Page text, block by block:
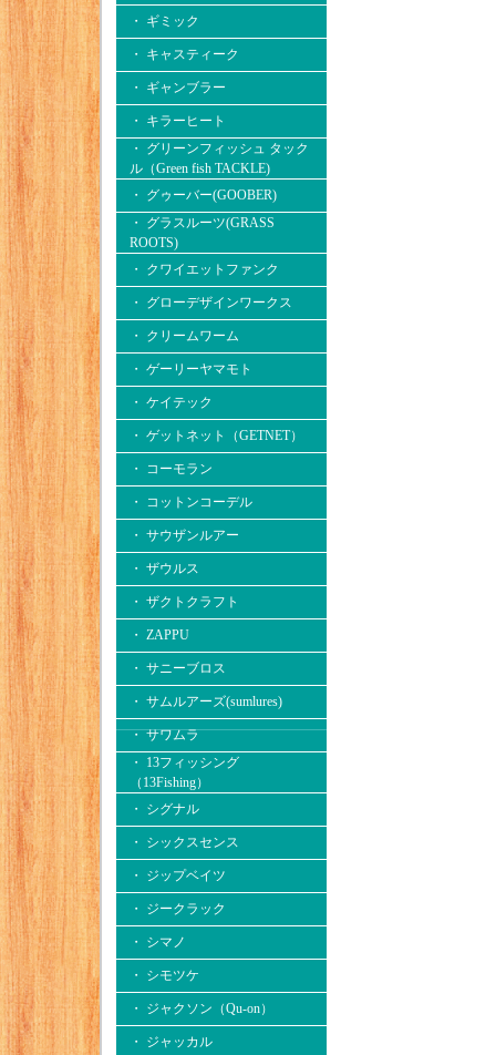
・ ギミック
・ キャスティーク
・ ギャンブラー
・ キラーヒート
・ グリーンフィッシュ タック
ル（Green fish TACKLE)
・ グゥーバー(GOOBER)
・ グラスルーツ(GRASS
ROOTS)
・ クワイエットファンク
・ グローデザインワークス
・ クリームワーム
・ ゲーリーヤマモト
・ ケイテック
・ ゲットネット（GETNET）
・ コーモラン
・ コットンコーデル
・ サウザンルアー
・ ザウルス
・ ザクトクラフト
・ ZAPPU
・ サニーブロス
・ サムルアーズ(sumlures)
・ サワムラ
・ 13フィッシング
（13Fishing）
・ シグナル
・ シックスセンス
・ ジップベイツ
・ ジークラック
・ シマノ
・ シモツケ
・ ジャクソン（Qu-on）
・ ジャッカル